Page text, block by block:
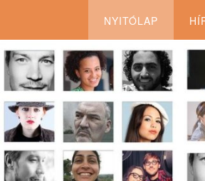
NYITÓLAP